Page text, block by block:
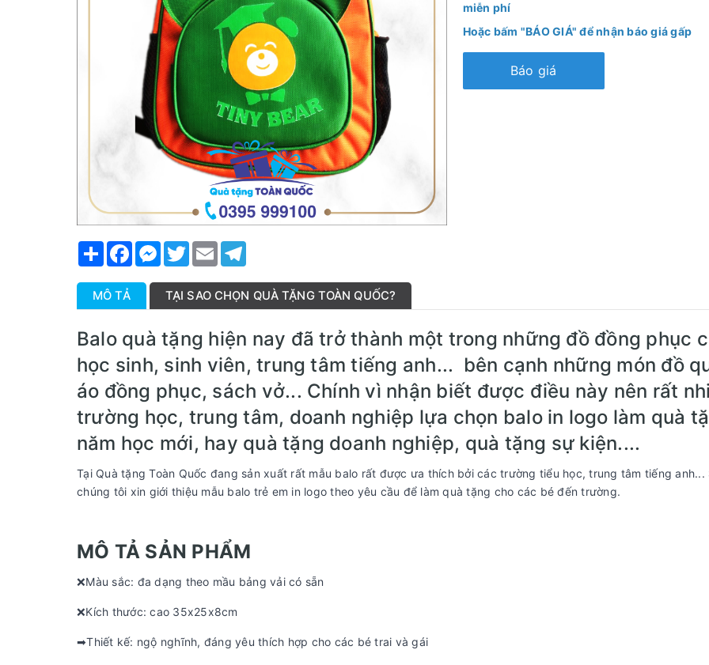
Share FacebookMessenger
TwitterEmail
miễn phí
Hoặc bấm "BÁO GIÁ" để nhận báo giá gấp
Báo giá
MÔ TẢ TẠI SAO CHỌN QUÀ TẶNG TOÀN QUỐC?
Balo quà tặng hiện nay đã trở thành một trong những đồ đồng phục
học sinh, sinh viên, trung tâm tiếng anh... bên cạnh những món đồ
áo đồng phục, sách vở... Chính vì nhận biết được điều này nên rất
trường học, trung tâm, doanh nghiệp lựa chọn balo in logo làm quà
năm học mới, hay quà tặng doanh nghiệp, quà tặng sự kiện....
Tại Quà tặng Toàn Quốc đang sản xuất rất mẫu balo rất được ưa thích bởi các trường tiểu học, trung tâm tiếng anh...
chúng tôi xin giới thiệu mẫu balo trẻ em in logo theo yêu cầu để làm quà tặng cho các bé đến trường.
MÔ TẢ SẢN PHẨM
❌Màu sắc: đa dạng theo mầu bảng vải có sẵn
❌Kích thước: cao 35x25x8cm
➡Thiết kế: ngộ nghĩnh, đáng yêu thích hợp cho các bé trai và gái